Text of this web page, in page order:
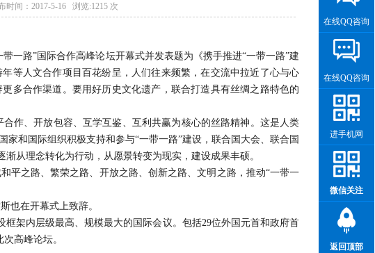
时间：2017-5-16 浏览:1215 次
一路”国际合作高峰论坛开幕式并发表题为《携手推进“一带一路”建
等人文合作项目百花纷呈，人们往来频繁，在交流中拉近了心与心
多合作渠道。要用好历史文化遗产，联合打造具有丝绸之路特色的
作、开放包容、互学互鉴、互利共赢为核心的丝路精神。这是人类
和国际组织积极支持和参与“一带一路”建设，联合国大会、联合国
从理念转化为行动，从愿景转变为现实，建设成果丰硕。
平之路、繁荣之路、开放之路、创新之路、文明之路，推动“一带一
也在开幕式上致辞。
架内层级最高、规模最大的国际会议。包括29位外国元首和政府首
高峰论坛。
在线QQ咨询
在线QQ咨询
进手机网
微信关注
返回顶部